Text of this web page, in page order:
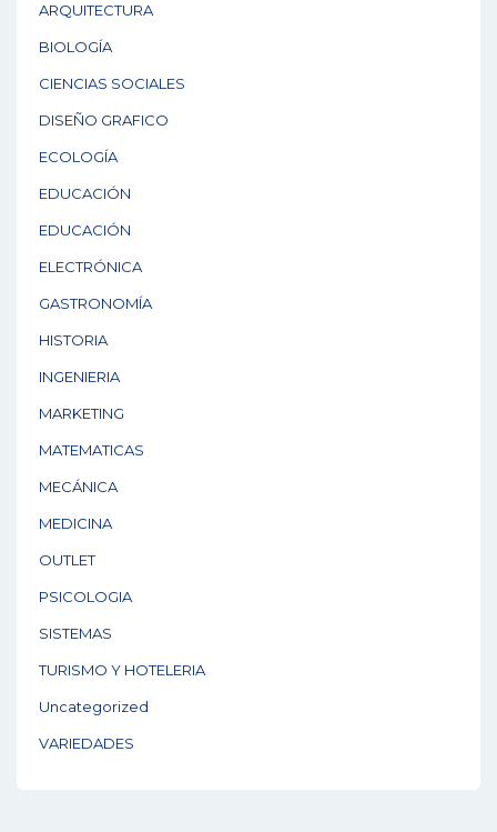
ARQUITECTURA
BIOLOGÍA
CIENCIAS SOCIALES
DISEÑO GRAFICO
ECOLOGÍA
EDUCACIÓN
EDUCACIÓN
ELECTRÓNICA
GASTRONOMÍA
HISTORIA
INGENIERIA
MARKETING
MATEMATICAS
MECÁNICA
MEDICINA
OUTLET
PSICOLOGIA
SISTEMAS
TURISMO Y HOTELERIA
Uncategorized
VARIEDADES